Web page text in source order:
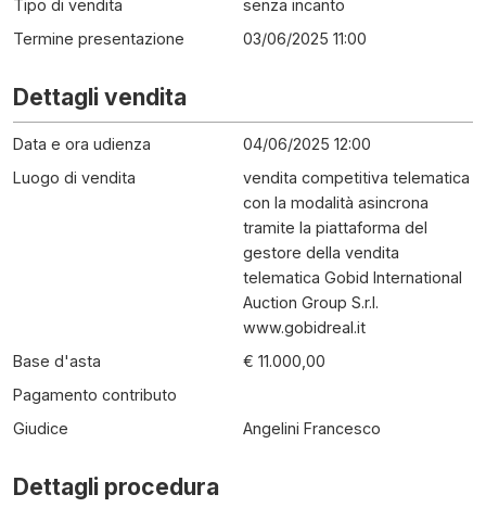
Tipo di vendita
senza incanto
Termine presentazione
03/06/2025 11:00
Dettagli vendita
Data e ora udienza
04/06/2025 12:00
Luogo di vendita
vendita competitiva telematica
con la modalità asincrona
tramite la piattaforma del
gestore della vendita
telematica Gobid International
Auction Group S.r.l.
www.gobidreal.it
Base d'asta
€ 11.000,00
Pagamento contributo
Giudice
Angelini Francesco
Dettagli procedura